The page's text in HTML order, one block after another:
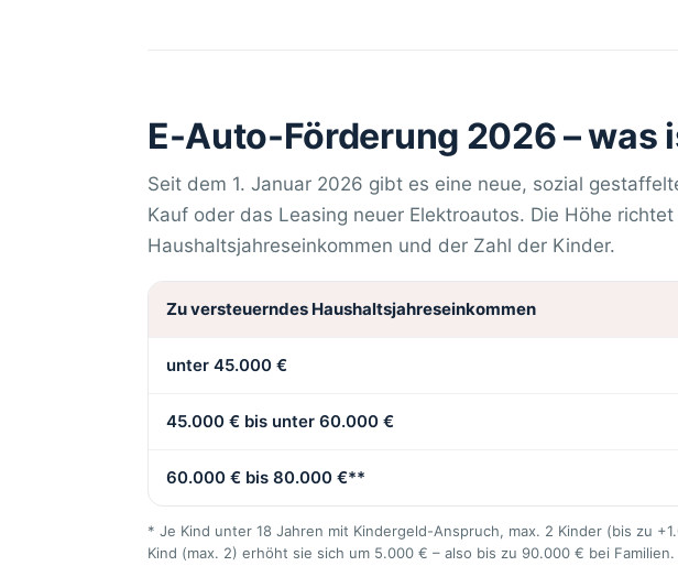
E-Auto-Förderung 2026 – was
Seit dem 1. Januar 2026 gibt es eine neue, sozial
Kauf oder das Leasing neuer Elektroautos. Die Höhe
Haushaltsjahreseinkommen und der Zahl der Kinder.
Zu versteuerndes Haushaltsjahreseinkommen
unter 45.000 €
45.000 € bis unter 60.000 €
60.000 € bis 80.000 €**
* Je Kind unter 18 Jahren mit Kindergeld-Anspruch, max. 2 Kinder (bis zu
Kind (max. 2) erhöht sie sich um 5.000 € – also bis zu 90.000 € bei